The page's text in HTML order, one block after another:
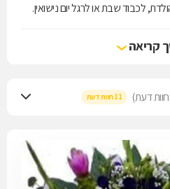
לכבוד שבת או לרגל יום נישואין.
אם תרצו, תוכלו להזמין משלוחקריאה
11 חוות דעת